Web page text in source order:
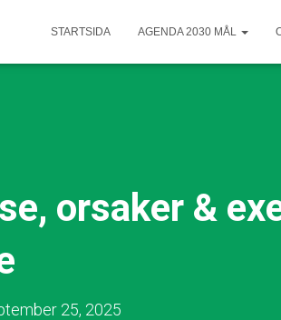
STARTSIDA AGENDA 2030 MÅL
orsaker &
25, 2025